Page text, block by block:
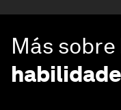
Más sobre